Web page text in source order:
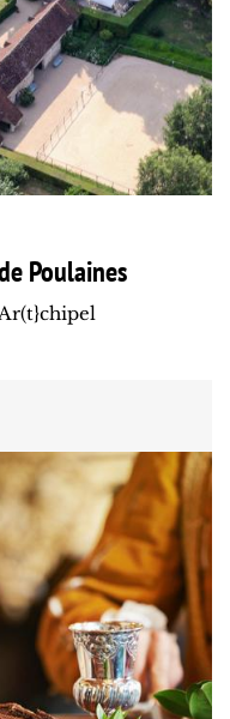
Poulaines